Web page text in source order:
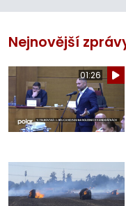
Nejnovější
01:26